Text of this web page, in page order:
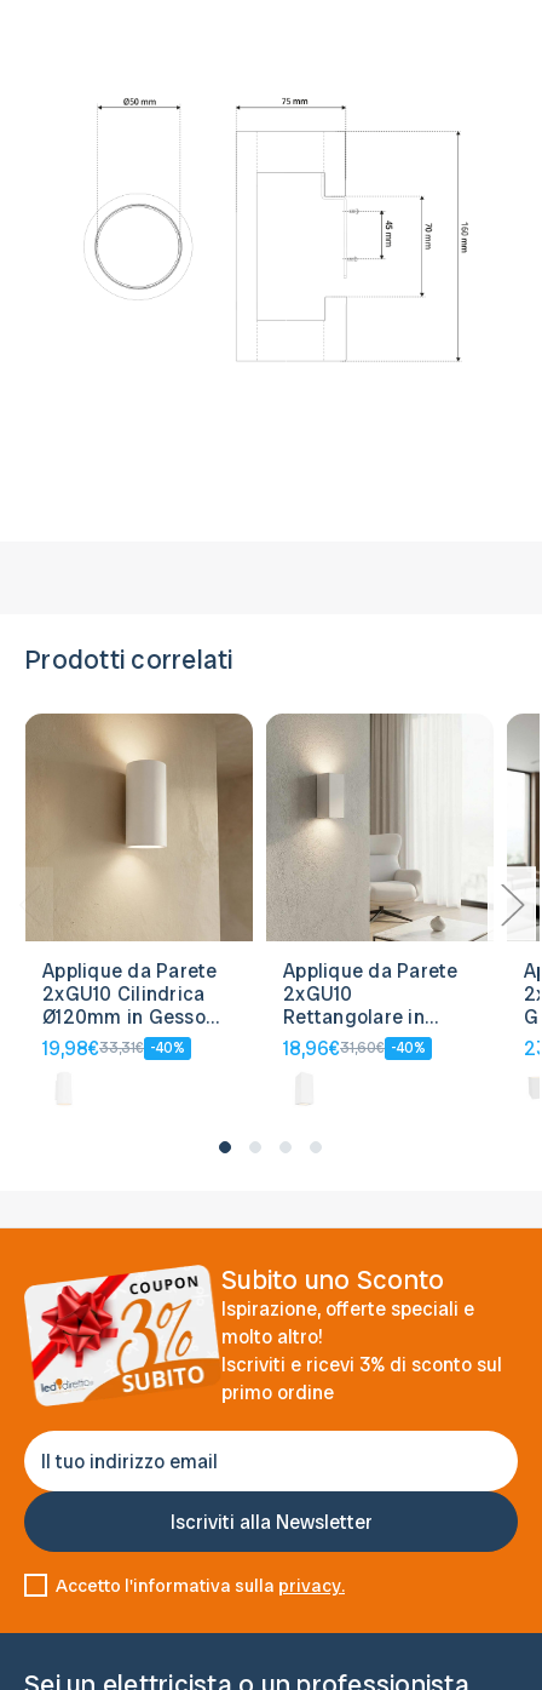
Prodotti correlati
Applique da Parete
2xGU10 Cilindrica
Ø120mm in Gesso
Pitturabile
19,98€33,31€ -40%
Applique da Parete
2xGU10
Rettangolare in
Gesso Pitturabile
18,96€31,60€ -40%
Subito uno Sconto
Ispirazione, offerte speciali e
molto altro!
Iscriviti e ricevi 3% di sconto sul
primo ordine
Accetto l'informativa sulla privacy.